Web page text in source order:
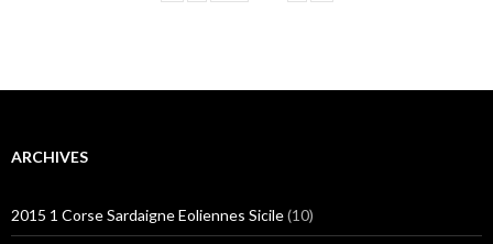
ARCHIVES
2015 1 Corse Sardaigne Eoliennes Sicile(10)